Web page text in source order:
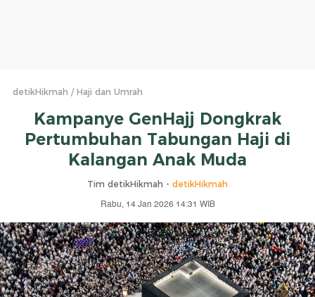
detikHikmah Haji dan Umrah
Kampanye GenHajj Dongkrak
Pertumbuhan Tabungan Haji di
Kalangan Anak Muda
Tim detikHikmah - detikHikmah
Rabu, 14 Jan 2026 14:31 WIB